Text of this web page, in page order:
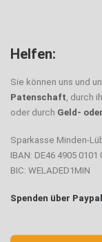
Helfen:
Sie können uns und
Patenschaft, durch
oder durch Geld-
Sparkasse Minden-
IBAN: DE46 4905 0101
BIC: WELADED1MIN
Spenden über